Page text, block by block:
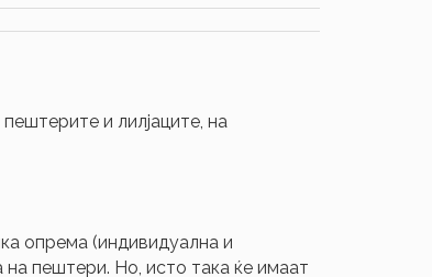
и лилјаците, на
опрема (индивидуална и
пештери. Но, исто така ќе имаат